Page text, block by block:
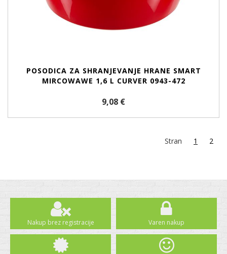
POSODICA ZA SHRANJEVANJE HRANE SMART
MIRCOWAWE 1,6 L CURVER 0943-472
9,08 €
Stran 1 2
Nakup brez registracije Varen nakup